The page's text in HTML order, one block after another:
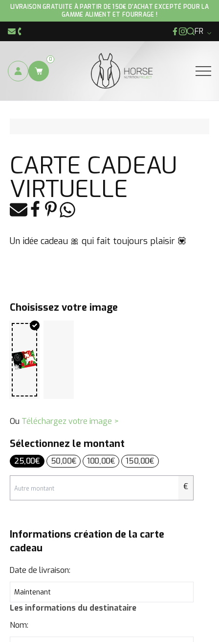
LIVRAISON GRATUITE À PARTIR DE 150€ D'ACHAT EXCEPTÉ POUR LA
GAMME ALIMENT ET FOURRAGE !
info@hnp-horse.be
+32 (0)4 250 12 96 Facebook
Instagram
FR
0
CARTE CADEAU
VIRTUELLE
E-mailFacebook
PinterestWhatsapp
Un idée cadeau 🎀 qui fait toujours plaisir 💟
Choisissez votre image
Ou Téléchargez votre image >
Sélectionnez le montant
25,00€ 50,00€ 100,00€ 150,00€
€
Informations création de la carte
cadeau
Date de livraison:
Les informations du destinataire
Nom: